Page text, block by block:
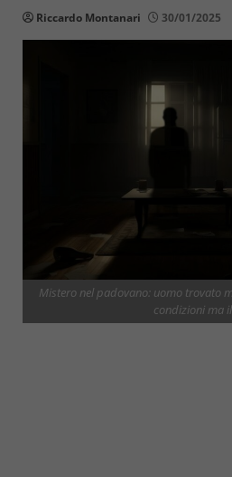
Riccardo Montanari 30/01/2025
Mistero nel padovano: uomo trovato
condizioni ma